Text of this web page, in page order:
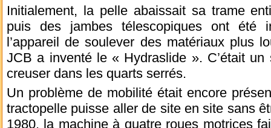
Initialement, la pelle abaissait sa trame
puis des jambes télescopiques ont été
l’appareil de soulever des matériaux plus
JCB a inventé le « Hydraslide ». C’était
creuser dans les quarts serrés.
Un problème de mobilité était encore
tractopelle puisse aller de site en site sans
1980, la machine à quatre roues motrices